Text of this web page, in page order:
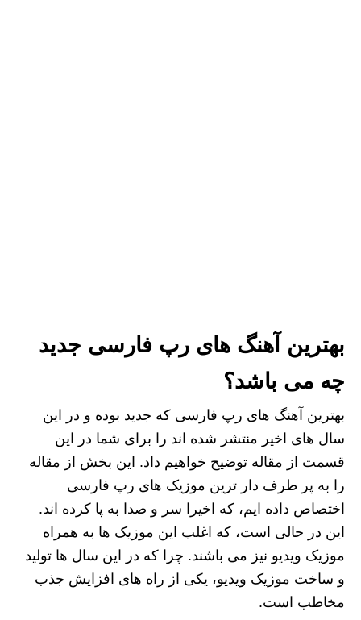
بهترین آهنگ های رپ فارسی جدید
چه می باشد؟
بهترین آهنگ های رپ فارسی که جدید بوده و در این
سال های اخیر منتشر شده اند را برای شما در این
قسمت از مقاله توضیح خواهیم داد. این بخش از مقاله
را به پر طرف دار ترین موزیک های رپ فارسی
اختصاص داده ایم، که اخیرا سر و صدا به پا کرده اند.
این در حالی است، که اغلب این موزیک ها به همراه
موزیک ویدیو نیز می باشند. چرا که در این سال ها تولید
و ساخت موزیک ویدیو، یکی از راه های افزایش جذب
مخاطب است.